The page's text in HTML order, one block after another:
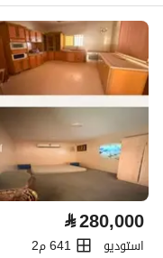
⃁280,000
استوديو
641 م2